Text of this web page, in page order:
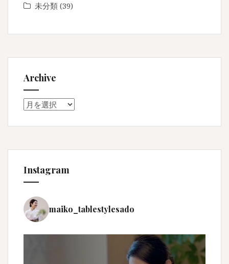
未分類 (39)
Archive
Archive
Instagram
maiko_tablestylesado